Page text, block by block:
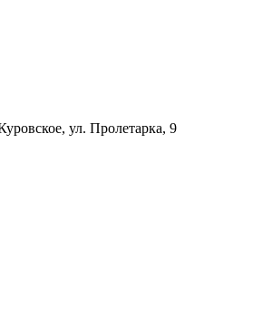
ул. Пролетарка, 9